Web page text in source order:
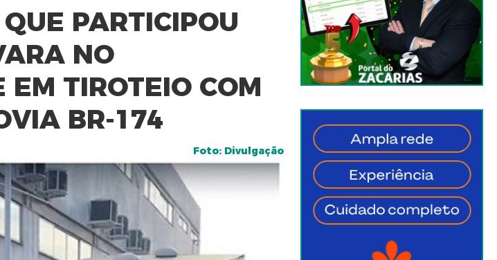
PARTICIPOU
NO
TIROTEIO COM
BR-174
Foto: Divulgação